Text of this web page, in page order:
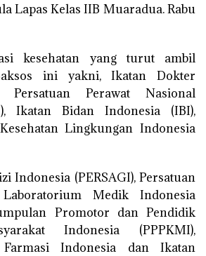
Lapas Kelas IIB Muaradua. Rabu
kesehatan yang turut ambil
ini yakni, Ikatan Dokter
Persatuan Perawat Nasional
Ikatan Bidan Indonesia (IBI),
Lingkungan Indonesia
Indonesia (PERSAGI), Persatuan
Medik Indonesia
Promotor dan Pendidik
Indonesia (PPPKMI),
Indonesia dan Ikatan